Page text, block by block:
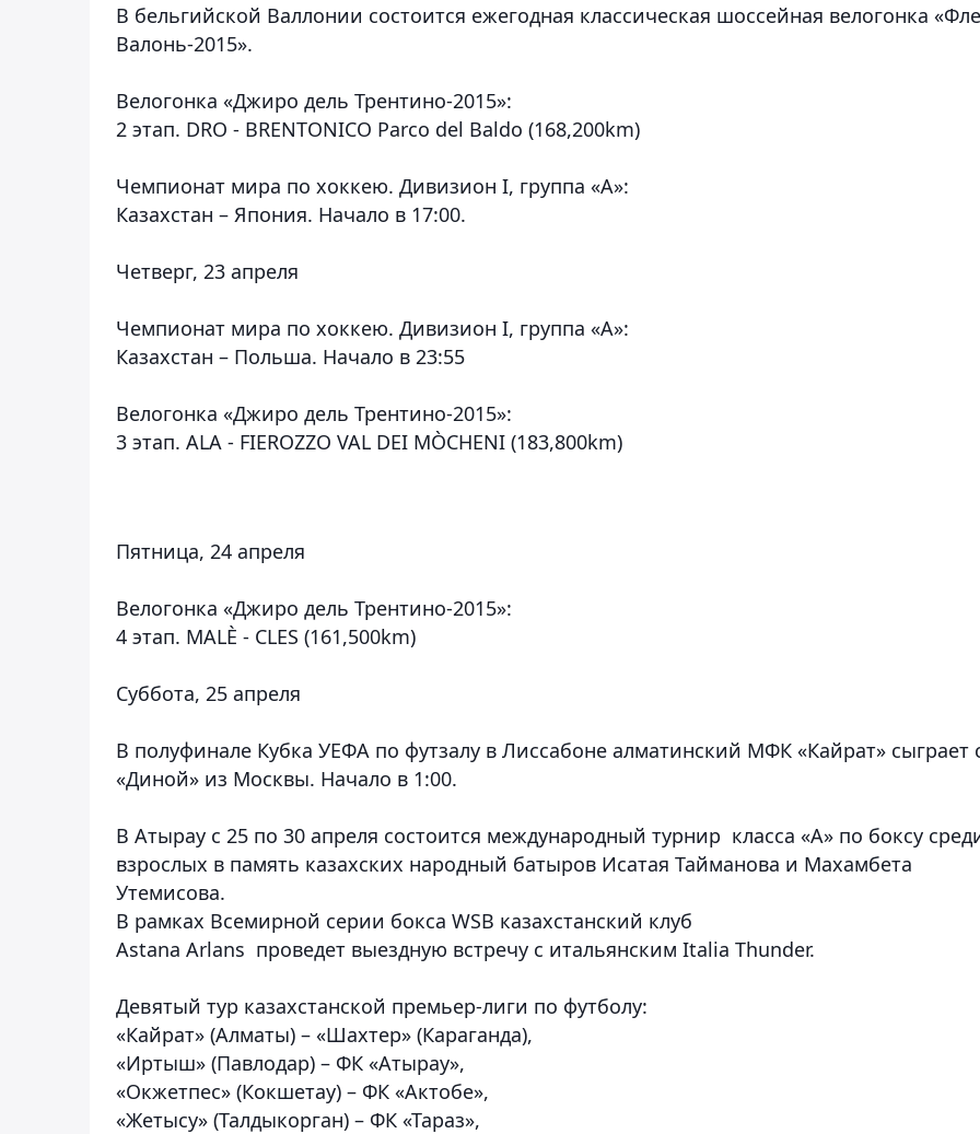
В бельгийской Валлонии состоится ежегодная классическая шоссейная велогонка
Валонь-2015».
Велогонка «Джиро дель Трентино-2015»:
2 этап. DRO - BRENTONICO Parco del Baldo (168,200km)
Чемпионат мира по хоккею. Дивизион I, группа «А»:
Казахстан – Япония. Начало в 17:00.
Четверг, 23 апреля
Чемпионат мира по хоккею. Дивизион I, группа «А»:
Казахстан – Польша. Начало в 23:55
Велогонка «Джиро дель Трентино-2015»:
3 этап. ALA - FIEROZZO VAL DEI MÒCHENI (183,800km)
Пятница, 24 апреля
Велогонка «Джиро дель Трентино-2015»:
4 этап. MALÈ - CLES (161,500km)
Суббота, 25 апреля
В полуфинале Кубка УЕФА по футзалу в Лиссабоне алматинский МФК «Кайрат» сыграет
«Диной» из Москвы. Начало в 1:00.
В Атырау с 25 по 30 апреля состоится международный турнир класса «А» по боксу
взрослых в память казахских народный батыров Исатая Тайманова и Махамбета
Утемисова.
В рамках Всемирной серии бокса WSB казахстанский клуб
Astana Arlans проведет выездную встречу с итальянским Italia Thunder.
Девятый тур казахстанской премьер-лиги по футболу:
«Кайрат» (Алматы) – «Шахтер» (Караганда),
«Иртыш» (Павлодар) – ФК «Атырау»,
«Окжетпес» (Кокшетау) – ФК «Актобе»,
«Жетысу» (Талдыкорган) – ФК «Тараз»,